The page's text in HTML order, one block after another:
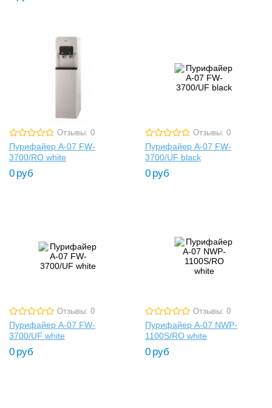
Отзывы: 0
Пурифайер A-07 FW-
3700/RO white
0 руб
Отзывы: 0
Пурифайер A-07 FW-
3700/UF black
0 руб
Отзывы: 0
Пурифайер A-07 FW-
3700/UF white
0 руб
Отзывы: 0
Пурифайер A-07 NWP-
1100S/RO white
0 руб